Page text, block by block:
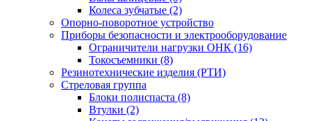
Колеса зубчатые (2)
Опорно-поворотное устройство
Приборы безопасности и электрооборудование
Ограничители нагрузки ОНК (16)
Токосъемники (8)
Резинотехнические изделия (РТИ)
Стреловая группа
Блоки полиспаста (8)
Втулки (2)